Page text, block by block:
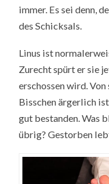
immer. Es sei denn,
des Schicksals.
Linus ist
Zurecht spürt er sie
erschossen wird.
Bisschen ärgerlich
gut bestanden. Was
übrig? Gestorben